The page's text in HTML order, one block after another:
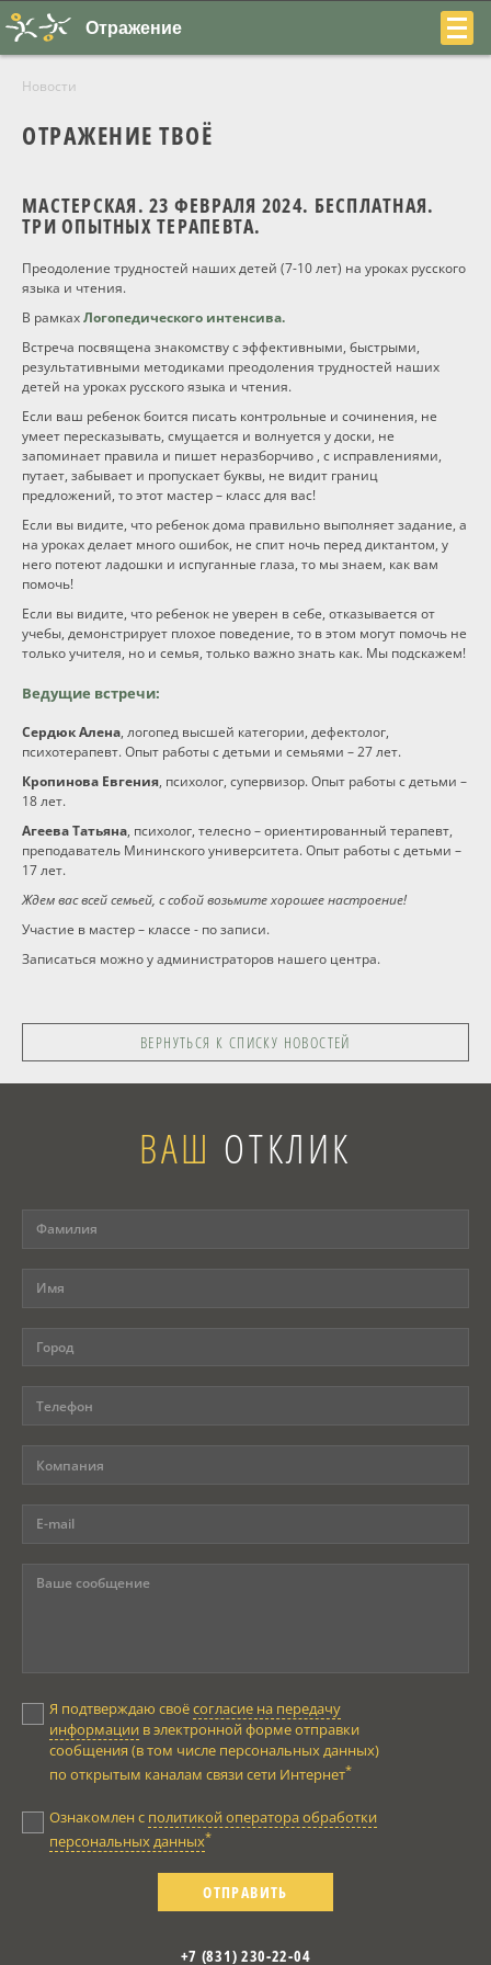
+7
(831)
230-
22-
04
О центре
Программы
Вебинары
Персоналии
Статьи
Новости
Контакты
Отражение
Новости
ОТРАЖЕНИЕ ТВОЁ
МАСТЕРСКАЯ. 23 ФЕВРАЛЯ 2024. БЕСПЛАТНАЯ.
ТРИ ОПЫТНЫХ ТЕРАПЕВТА.
Преодоление трудностей наших детей (7-10 лет) на уроках русского
языка и чтения.
В рамкахЛогопедического интенсива.
Встреча посвящена знакомству с эффективными, быстрыми,
результативными методиками преодоления трудностей наших
детей на уроках русского языка и чтения.
Если ваш ребенок боится писать контрольные и сочинения, не
умеет пересказывать, смущается и волнуется у доски, не
запоминает правила и пишет неразборчиво , с исправлениями,
путает, забывает и пропускает буквы, не видит границ
предложений, то этот мастер – класс для вас!
Если вы видите, что ребенок дома правильно выполняет задание, а
на уроках делает много ошибок, не спит ночь перед диктантом, у
него потеют ладошки и испуганные глаза, то мы знаем, как вам
помочь!
Если вы видите, что ребенок не уверен в себе, отказывается от
учебы, демонстрирует плохое поведение, то в этом могут помочь не
только учителя, но и семья, только важно знать как. Мы подскажем!
Ведущие встречи:
Сердюк Алена, логопед высшей категории, дефектолог,
психотерапевт. Опыт работы с детьми и семьями – 27 лет.
Кропинова Евгения, психолог, супервизор. Опыт работы с детьми –
18 лет.
Агеева Татьяна, психолог, телесно – ориентированный терапевт,
преподаватель Мининского университета. Опыт работы с детьми –
17 лет.
Ждем вас всей семьей, с собой возьмите хорошее настроение!
Участие в мастер – классе - по записи.
Записаться можно у администраторов нашего центра.
ВЕРНУТЬСЯ К СПИСКУ НОВОСТЕЙ
ВАШ ОТКЛИК
Я подтверждаю своёсогласие на передачу
информации в электронной форме отправки
сообщения (в том числе персональных данных)
по открытым каналам связи сети Интернет*
Ознакомлен с политикой оператора обработки
персональных данных*
ОТПРАВИТЬ
+7 (831) 230-22-04